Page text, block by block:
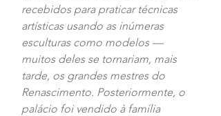
recebidos para praticar técnicas
artísticas usando as inúmeras
esculturas como modelos —
muitos deles se tornariam, mais
tarde, os grandes mestres do
Renascimento. Posteriormente, o
palácio foi vendido à família